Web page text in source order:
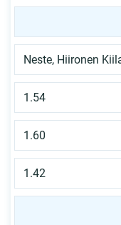
Neste, Hiironen
1.54
1.60
1.42